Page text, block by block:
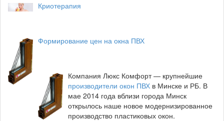
Криотерапия
Формирование цен на окна ПВХ
Компания Люкс Комфорт — крупнейшие
производители окон ПВХ в Минске и РБ. В
мае 2014 года вблизи города Минск
открылось наше новое модернизированное
производство пластиковых окон.